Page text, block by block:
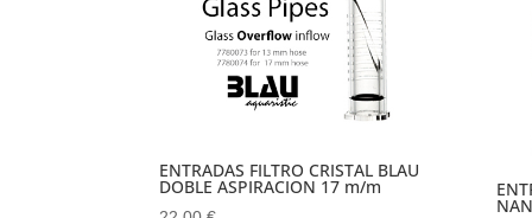
ENTRADAS FILTRO CRISTAL BLAU
DOBLE ASPIRACION 17 m/m